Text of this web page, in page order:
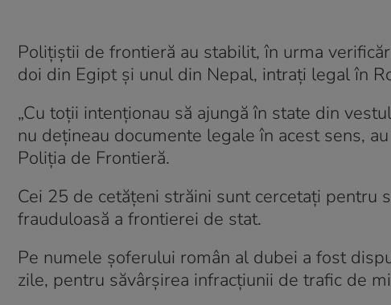
Polițiștii de frontieră au stabilit, în urma
doi din Egipt și unul din Nepal, intraţi legal în
„Cu toții intenționau să ajungă în state din
nu dețineau documente legale în acest sens,
Poliția de Frontieră.
Cei 25 de cetățeni străini sunt cercetați pentru
frauduloasă a frontierei de stat.
Pe numele șoferului român al dubei a fost
zile, pentru săvârșirea infracțiunii de trafic de